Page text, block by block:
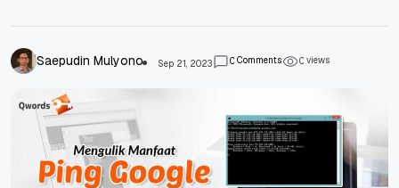
Saepudin Mulyono Sep 21, 2023 0Comments 0views